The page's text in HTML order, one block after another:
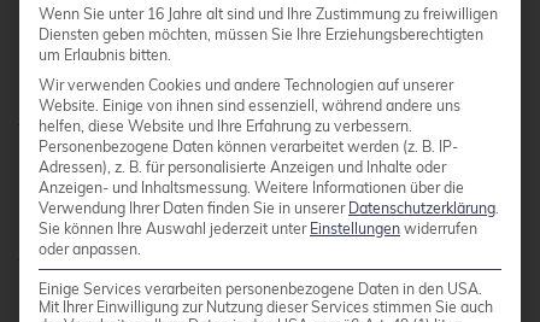
Beginnen Sie mit der Einrichtung einer
gemeinsamen Root-CA oder verwenden Sie
Tools wie cert-manager für automatisches
Zertifikat-Management. Konfigurieren Sie
anschließend Network Policies, die nur explizit
erlaubte Verbindungen zwischen Services
verschiedener Cluster zulassen. Vermeiden Sie
dabei zu permissive Regeln, die unnötige
Wenn Sie unter 16 Jahre alt sind und Ihre Zustimmung zu freiwilligen
Diensten geben möchten, müssen Sie Ihre Erziehungsberechtigten
um Erlaubnis bitten.
Wir verwenden Cookies und andere Technologien auf unserer
Website. Einige von ihnen sind essenziell, während andere uns
helfen, diese Website und Ihre Erfahrung zu verbessern.
Personenbezogene Daten können verarbeitet werden (z. B. IP-
Adressen), z. B. für personalisierte Anzeigen und Inhalte oder
Anzeigen- und Inhaltsmessung. Weitere Informationen über die
Verwendung Ihrer Daten finden Sie in unserer Datenschutzerklärung
Sie können Ihre Auswahl jederzeit unter Einstellungen widerrufen
oder anpassen.
Einige Services verarbeiten personenbezogene Daten in den USA.
Mit Ihrer Einwilligung zur Nutzung dieser Services stimmen Sie auch